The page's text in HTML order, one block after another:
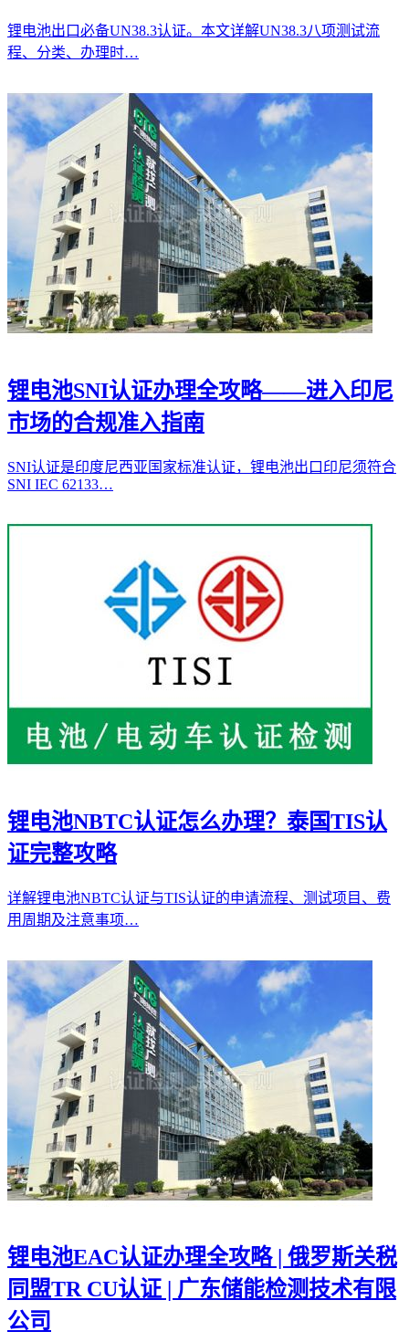
锂电池出口必备UN38.3认证。本文详解UN38.3八项测试流
程、分类、办理时…
锂电池SNI认证办理全攻略——进入印尼
市场的合规准入指南
SNI认证是印度尼西亚国家标准认证，锂电池出口印尼须符合
SNI IEC 62133…
锂电池NBTC认证怎么办理？泰国TIS认
证完整攻略
详解锂电池NBTC认证与TIS认证的申请流程、测试项目、费
用周期及注意事项…
锂电池EAC认证办理全攻略 | 俄罗斯关税
同盟TR CU认证 | 广东储能检测技术有限
公司